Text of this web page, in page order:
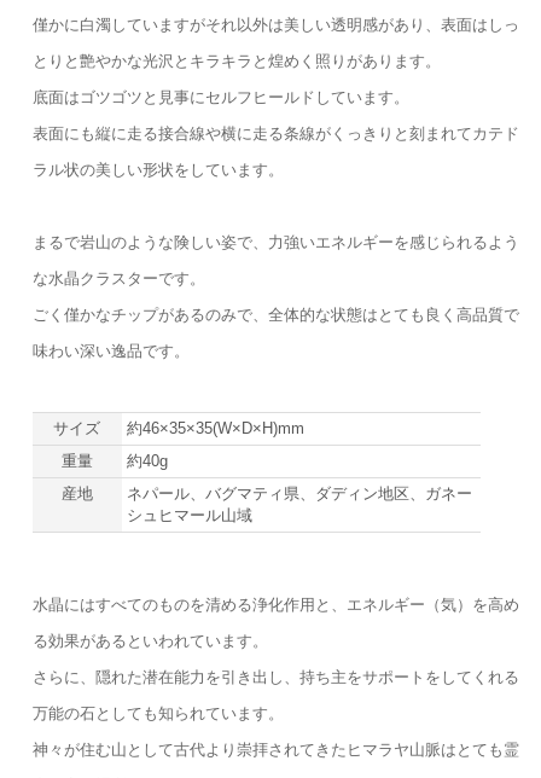
僅かに白濁していますがそれ以外は美しい透明感があり、表面はしっ
とりと艶やかな光沢とキラキラと煌めく照りがあります。
底面はゴツゴツと見事にセルフヒールドしています。
表面にも縦に走る接合線や横に走る条線がくっきりと刻まれてカテド
ラル状の美しい形状をしています。
まるで岩山のような険しい姿で、力強いエネルギーを感じられるよう
な水晶クラスターです。
ごく僅かなチップがあるのみで、全体的な状態はとても良く高品質で
味わい深い逸品です。
サイズ
約46×35×35(W×D×H)mm
重量
約40g
産地
ネパール、バグマティ県、ダディン地区、ガネー
シュヒマール山域
水晶にはすべてのものを清める浄化作用と、エネルギー（気）を高め
る効果があるといわれています。
さらに、隠れた潜在能力を引き出し、持ち主をサポートをしてくれる
万能の石としても知られています。
神々が住む山として古代より崇拝されてきたヒマラヤ山脈はとても霊